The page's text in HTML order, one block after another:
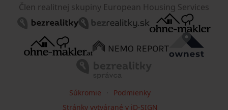
Člen realitnej skupiny European Housing Services
Súkromie
Podmienky
Stránky vytvárané v iD-SIGN